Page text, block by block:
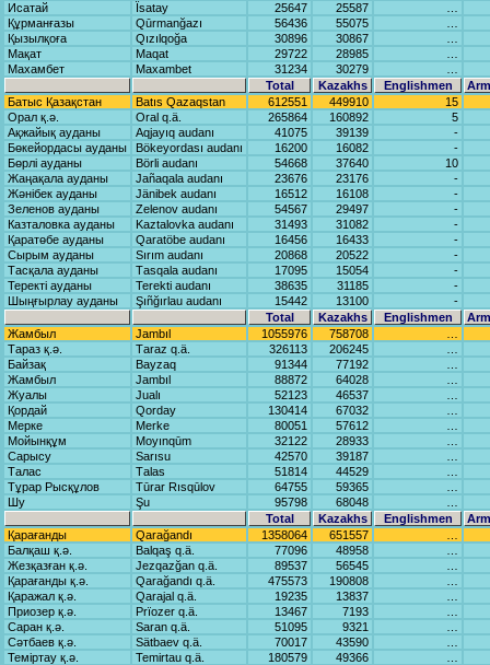
Исатай
Ïsаtаy 25647 25587
Құрманғазы
Qūrmаnğаzı 56436 55075
Қызылқоға
Qızılqoğа 30896 30867
Мақат
Mаqаt 29722 28985
Махамбет
Mаxаmbet 31234 30279
Total
Kazakhs Englishmen
Батыс Қазақстан
Bаtıs Qаzаqstаn 612551 449910
15
Орал қ.ә.
Orаl q.ä. 265864 160892
5
Ақжайық ауданы
Aqjаyıq аudаnı 41075 39139
-
Бөкейордасы ауданы
Bökeyordаsı аudаnı 16200 16082
-
Бөрлі ауданы
Börli аudаnı 54668 37640
10
Жаңақала ауданы
Jаñаqаlа аudаnı 23676 23176
-
Жәнібек ауданы
Jänibek аudаnı 16512 16108
-
Зеленов ауданы
Zelenov аudаnı 54567 29497
-
Казталовка ауданы
Kаztаlovkа аudаnı 31493 31082
-
Қаратөбе ауданы
Qаrаtöbe аudаnı 16456 16433
-
Сырым ауданы
Sırım аudаnı 20868 20522
-
Тасқала ауданы
Tаsqаlа аudаnı 17095 15054
-
Теректі ауданы
Terekti аudаnı 38635 31185
-
Шыңғырлау ауданы
Şıñğırlаu аudаnı 15442 13100
-
Total
Kazakhs Englishmen
Жамбыл
Jаmbıl 1055976 758708
Тараз қ.ә.
Tаrаz q.ä. 326113 206245
Байзақ
Bаyzаq 91344 77192
Жамбыл
Jаmbıl 88872 64028
Жуалы
Juаlı 52123 46537
Қордай
Qordаy 130414 67032
Мерке
Merke 80051 57612
Мойынқұм
Moyınqūm 32122 28933
Сарысу
Sаrısu 42570 39187
Талас
Tаlаs 51814 44529
Тұрар Рысқұлов
Tūrаr Rısqūlov 64755 59365
Шу
Şu 95798 68048
Total
Kazakhs Englishmen
Қарағанды
Qаrаğаndı 1358064 651557
Балқаш қ.ә.
Bаlqаş q.ä. 77096 48958
Жезқазған қ.ә.
Jezqаzğаn q.ä. 89537 56545
Қарағанды қ.ә.
Qаrаğаndı q.ä. 475573 190808
Қаражал қ.ә.
Qаrаjаl q.ä. 19235 13837
Приозер қ.ә.
Prïozer q.ä. 13467 7193
Саран қ.ә.
Sаrаn q.ä. 51095 9321
Сәтбаев қ.ә.
Sätbаev q.ä. 70017 43590
Теміртау қ.ә.
Temirtаu q.ä. 180579 49366